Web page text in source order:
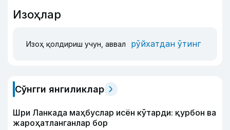
Изоҳлар
Изоҳ қолдириш учун, аввал рўйхатдан ўтинг
Сўнгги янгиликлар
Шри Ланкада маҳбуслар исён кўтарди: қурбон ва
жароҳатланганлар бор